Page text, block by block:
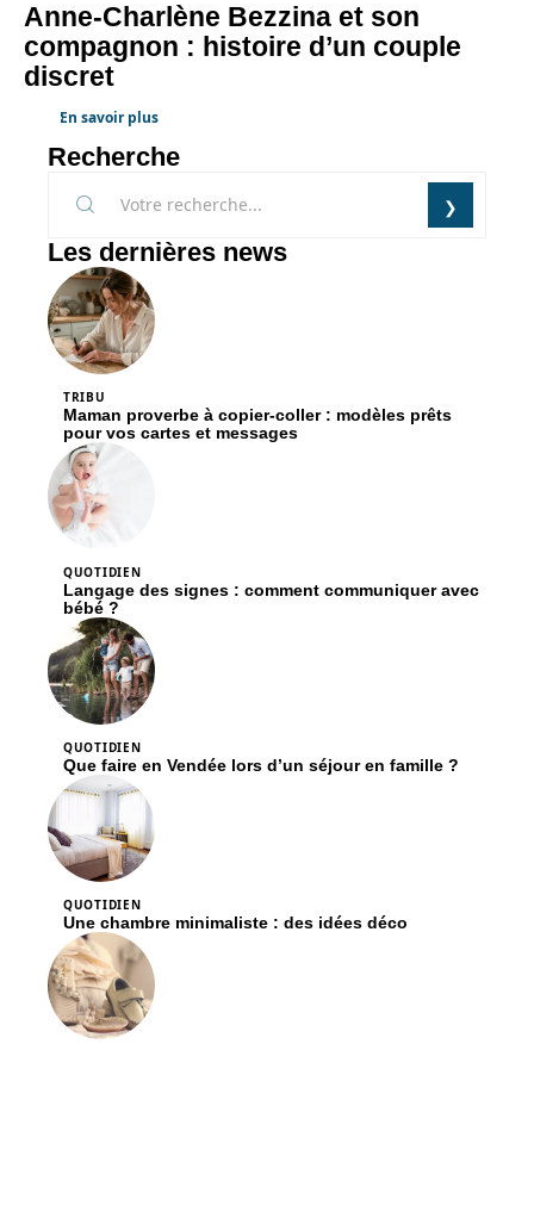
Anne-Charlène Bezzina et son
compagnon : histoire d’un couple
discret
En savoir plus
Recherche
Les dernières news
TRIBU
Maman proverbe à copier-coller : modèles prêts
pour vos cartes et messages
QUOTIDIEN
Langage des signes : comment communiquer avec
bébé ?
QUOTIDIEN
Que faire en Vendée lors d’un séjour en famille ?
QUOTIDIEN
Une chambre minimaliste : des idées déco